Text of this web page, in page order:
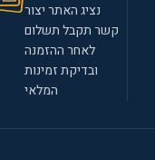
נציג האתר יצור
קשר תקבל תשלום
לאחר ההזמנה
ובדיקת זמינות
המלאי